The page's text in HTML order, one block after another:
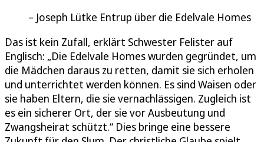
Joseph Lütke Entrup über die Edelvale Homes
Das ist kein Zufall, erklärt Schwester Felister auf
Englisch: „Die Edelvale Homes wurden gegründet, um
die Mädchen daraus zu retten, damit sie sich erholen
und unterrichtet werden können. Es sind Waisen oder
sie haben Eltern, die sie vernachlässigen. Zugleich ist
es ein sicherer Ort, der sie vor Ausbeutung und
Zwangsheirat schützt.“ Dies bringe eine bessere